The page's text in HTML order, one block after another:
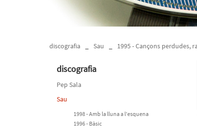
discografia Sau 1995 - Cançons perdudes,
discografia
Pep Sala
Sau
1998 - Amb la lluna a l'esquena
1996 - Bàsic